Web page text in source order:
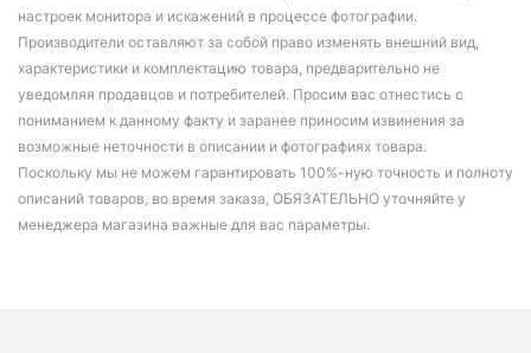
настроек монитора и искажений в процессе фотографии.
Производители оставляют за собой право изменять внешний вид,
характеристики и комплектацию товара, предварительно не
уведомляя продавцов и потребителей. Просим вас отнестись с
пониманием к данному факту и заранее приносим извинения за
возможные неточности в описании и фотографиях товара.
Поскольку мы не можем гарантировать 100%-ную точность и полноту
описаний товаров, во время заказа, ОБЯЗАТЕЛЬНО уточняйте у
менеджера магазина важные для вас параметры.